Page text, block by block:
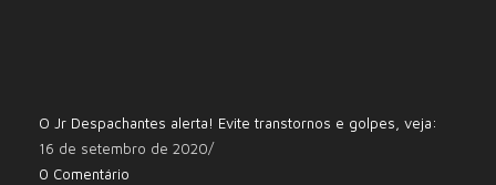
O Jr Despachantes alerta! Evite transtornos e golpes, veja:
16 de setembro de 2020/
0 Comentário